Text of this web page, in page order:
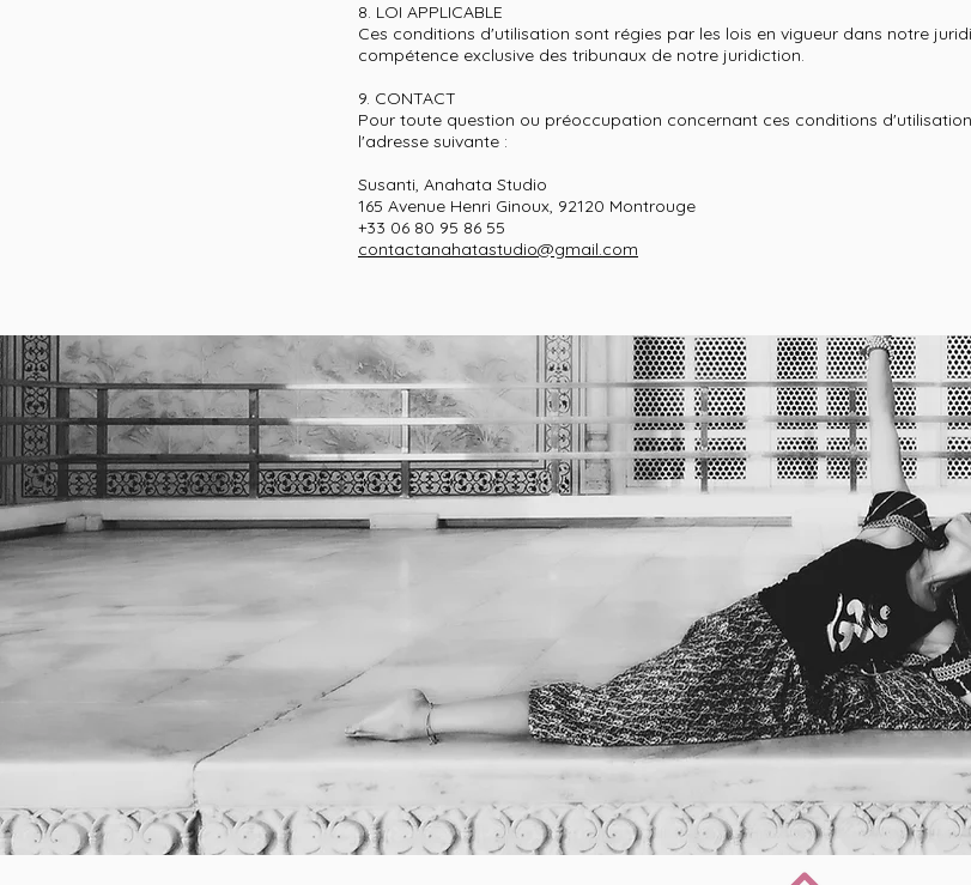
8. LOI APPLICABLE
Ces conditions d'utilisation sont régies par les lois en vigueur dans notre
compétence exclusive des tribunaux de notre juridiction.
9. CONTACT
Pour toute question ou préoccupation concernant ces conditions
l'adresse suivante :
Susanti, Anahata Studio
165 Avenue Henri Ginoux, 92120 Montrouge
+33 06 80 95 86 55
contactanahatastudio@gmail.com